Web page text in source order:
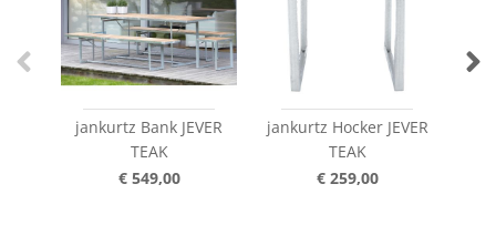
jankurtz Bank JEVER
TEAK
€ 549,00
jankurtz Hocker JEVER
TEAK
€ 259,00